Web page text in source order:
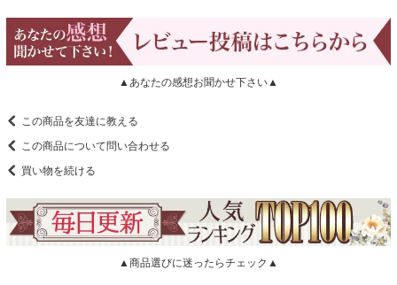
▲あなたの感想お聞かせ下さい▲
この商品を友達に教える
この商品について問い合わせる
買い物を続ける
▲商品選びに迷ったらチェック▲